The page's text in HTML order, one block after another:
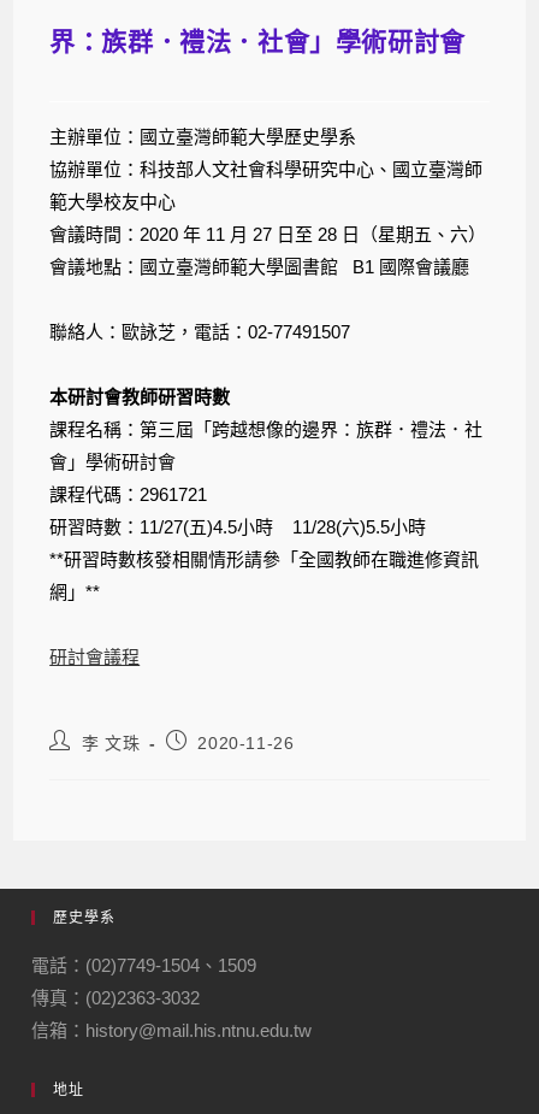
界：族群．禮法．社會」學術研討會
主辦單位：國立臺灣師範大學歷史學系
協辦單位：科技部人文社會科學研究中心、國立臺灣師
範大學校友中心
會議時間： 2020年 11 月 27 日至 28 日（星期五、六）
會議地點：國立臺灣師範大學圖書館 B1 國際會議廳
聯絡人：歐詠芝，電話：02-77491507
本研討會教師研習時數
課程名稱：第三屆「跨越想像的邊界：族群．禮法．社
會」學術研討會
課程代碼：2961721
研習時數：11/27(五)4.5小時 11/28(六)5.5小時
**研習時數核發相關情形請參「全國教師在職進修資訊
網」**
研討會議程
李 文珠 2020-11-26
歷史學系
電話：(02)7749-1504、1509
傳真：(02)2363-3032
信箱：history@mail.his.ntnu.edu.tw
地址